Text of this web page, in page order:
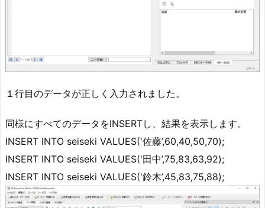
１行目のデータが正しく入力されました。
同様にすべてのデータをINSERTし、結果を表示します。
INSERT INTO seiseki VALUES('佐藤’,60,40,50,70);
INSERT INTO seiseki VALUES('田中’,75,83,63,92);
INSERT INTO seiseki VALUES('鈴木’,45,83,75,88);